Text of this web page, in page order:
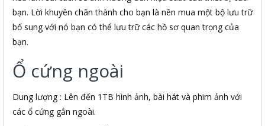
bạn. Lời khuyên chân thành cho bạn là nên mua một bộ lưu trữ
bổ sung với nó bạn có thể lưu trữ các hồ sơ quan trọng của
bạn.
Ổ cứng ngoài
Dung lượng : Lên đến 1TB hình ảnh, bài hát và phim ảnh với
các ổ cứng gắn ngoài.